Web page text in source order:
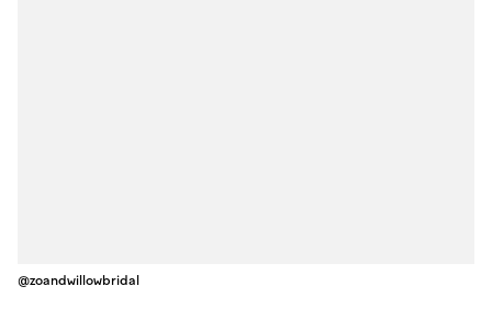
@zoandwillowbridal